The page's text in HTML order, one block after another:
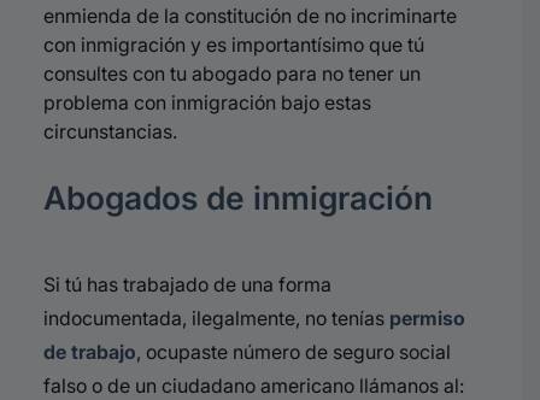
enmienda de la constitución de no incriminarte
con inmigración y es importantísimo que tú
consultes con tu abogado para no tener un
problema con inmigración bajo estas
circunstancias.
Abogados de inmigración
Si tú has trabajado de una forma
indocumentada, ilegalmente, no tenías permiso
de trabajo, ocupaste número de seguro social
falso o de un ciudadano americano llámanos al: